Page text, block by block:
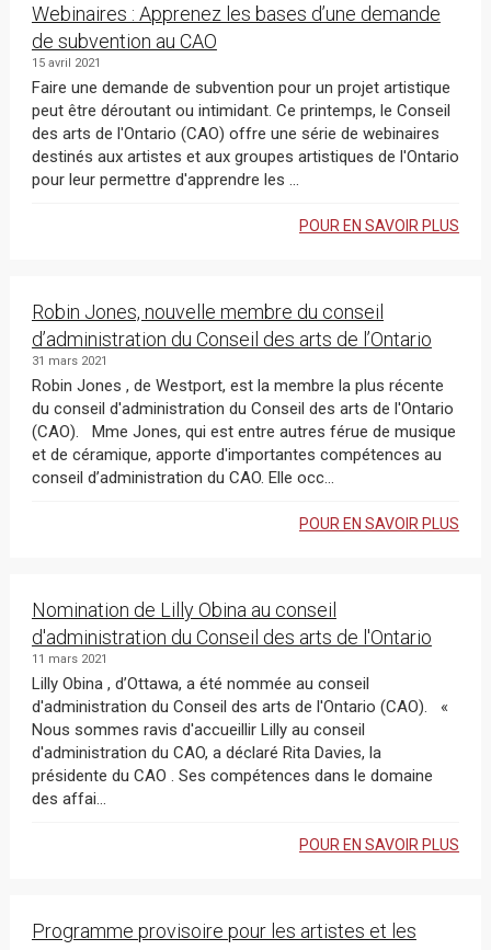
Webinaires : Apprenez les bases d’une demande
de subvention au CAO
15 avril 2021
Faire une demande de subvention pour un projet artistique
peut être déroutant ou intimidant. Ce printemps, le Conseil
des arts de l'Ontario (CAO) offre une série de webinaires
destinés aux artistes et aux groupes artistiques de l'Ontario
pour leur permettre d'apprendre les ...
POUR EN SAVOIR PLUS
Robin Jones, nouvelle membre du conseil
d’administration du Conseil des arts de l’Ontario
31 mars 2021
Robin Jones , de Westport, est la membre la plus récente
du conseil d'administration du Conseil des arts de l'Ontario
(CAO). Mme Jones, qui est entre autres férue de musique
et de céramique, apporte d'importantes compétences au
conseil d’administration du CAO. Elle occ...
POUR EN SAVOIR PLUS
Nomination de Lilly Obina au conseil
d'administration du Conseil des arts de l'Ontario
11 mars 2021
Lilly Obina , d’Ottawa, a été nommée au conseil
d'administration du Conseil des arts de l'Ontario (CAO). «
Nous sommes ravis d'accueillir Lilly au conseil
d'administration du CAO, a déclaré Rita Davies, la
présidente du CAO . Ses compétences dans le domaine
des affai...
POUR EN SAVOIR PLUS
Programme provisoire pour les artistes et les